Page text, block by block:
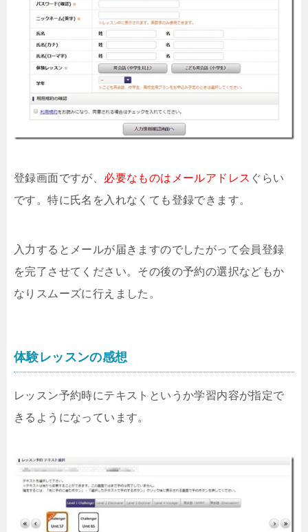
登録画面ですが、 必要なものはメールアドレス ぐらい
です。特に氏名を入れなくても登録できます。
入力するとメールが届きますのでしたがって会員登録
を完了させてください。その後の予約の選択などもか
なりスムーズに行えました。
体験レッスンの感想
レッスン予約時にテキストというか学習内容が指定で
きるようになっています。